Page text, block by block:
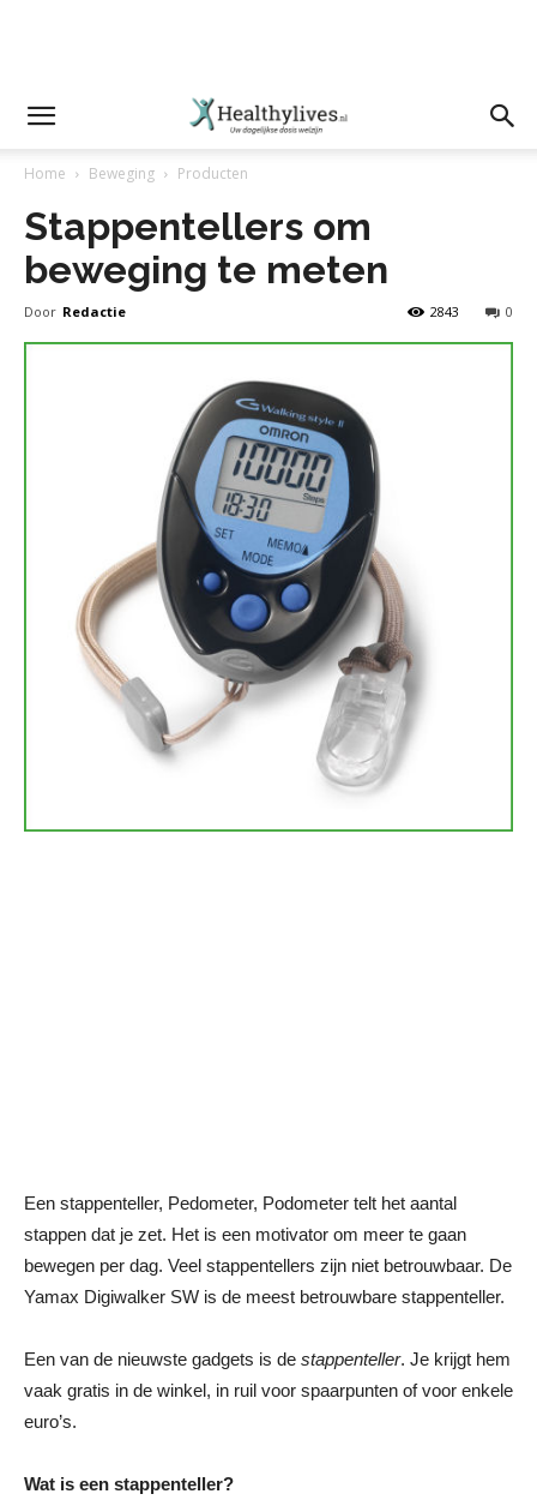
Home Beweging Producten
Stappentellers om
beweging te meten
Door Redactie 0
2843
Een stappenteller, Pedometer, Podometer telt het aantal
stappen dat je zet. Het is een motivator om meer te gaan
bewegen per dag. Veel stappentellers zijn niet betrouwbaar. De
Yamax Digiwalker SW is de meest betrouwbare stappenteller.
Een van de nieuwste gadgets is de stappenteller. Je krijgt hem
vaak gratis in de winkel, in ruil voor spaarpunten of voor enkele
euro’s.
Wat is een stappenteller?